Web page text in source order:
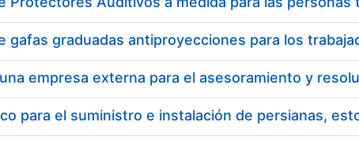
para el suministro e instalación de persianas,